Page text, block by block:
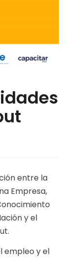
entre la
Empresa,
y el
empleo y el